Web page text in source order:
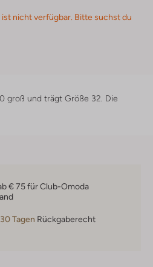
nicht verfügbar. Bitte suchst du
groß und trägt Größe 32. Die
€ 75 für Club-Omoda
30 Tagen Rückgaberecht